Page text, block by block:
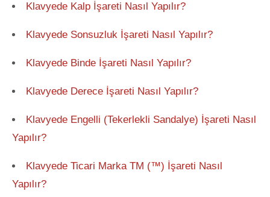
Klavyede Kalp İşareti Nasıl Yapılır?
Klavyede Sonsuzluk İşareti Nasıl Yapılır?
Klavyede Binde İşareti Nasıl Yapılır?
Klavyede Derece İşareti Nasıl Yapılır?
Klavyede Engelli (Tekerlekli Sandalye) İşareti Nasıl
Yapılır?
Klavyede Ticari Marka TM (™) İşareti Nasıl
Yapılır?